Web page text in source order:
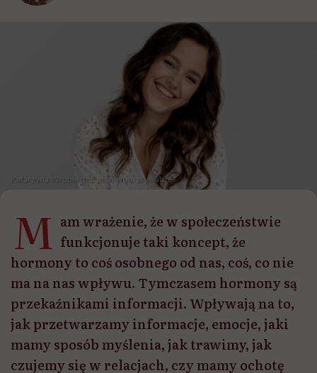
Katarzyna Wróbel /fot. archiwum prywatne
M am wrażenie, że w społeczeństwie
funkcjonuje taki koncept, że
hormony to coś osobnego od nas, coś, co nie
ma na nas wpływu. Tymczasem hormony są
przekaźnikami informacji. Wpływają na to,
jak przetwarzamy informacje, emocje, jaki
mamy sposób myślenia, jak trawimy, jak
czujemy się w relacjach, czy mamy ochotę